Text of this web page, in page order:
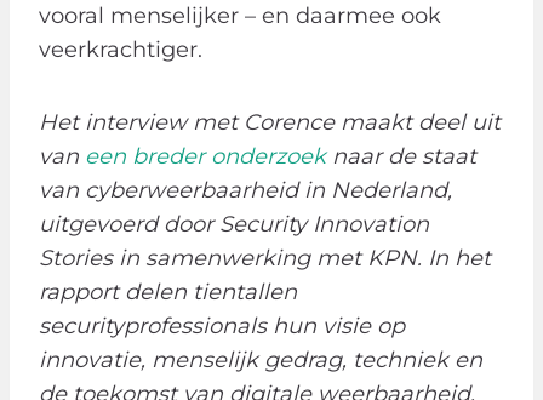
vooral menselijker – en daarmee ook
veerkrachtiger.
Het interview met Corence maakt deel uit
van een breder onderzoeknaar de staat
van cyberweerbaarheid in Nederland,
uitgevoerd door Security Innovation
Stories in samenwerking met KPN. In het
rapport delen tientallen
securityprofessionals hun visie op
innovatie, menselijk gedrag, techniek en
de toekomst van digitale weerbaarheid.